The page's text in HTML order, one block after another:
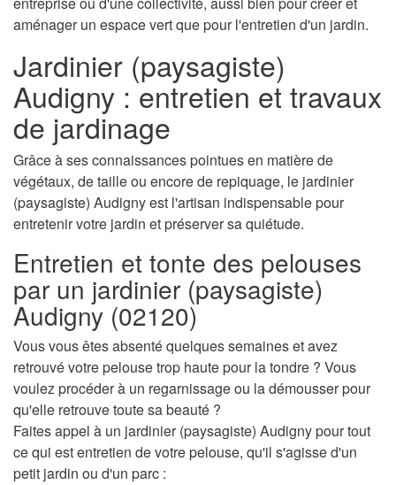
aménager un espace vert que pour l'entretien d'un jardin.
Jardinier (paysagiste)
Audigny : entretien et travaux
de jardinage
Grâce à ses connaissances pointues en matière de
végétaux, de taille ou encore de repiquage, le jardinier
(paysagiste) Audigny est l'artisan indispensable pour
entretenir votre jardin et préserver sa quiétude.
Entretien et tonte des pelouses
par un jardinier (paysagiste)
Audigny (02120)
Vous vous êtes absenté quelques semaines et avez
retrouvé votre pelouse trop haute pour la tondre ? Vous
voulez procéder à un regarnissage ou la démousser pour
qu'elle retrouve toute sa beauté ?
Faites appel à un jardinier (paysagiste) Audigny pour tout
ce qui est entretien de votre pelouse, qu'il s'agisse d'un
petit jardin ou d'un parc :